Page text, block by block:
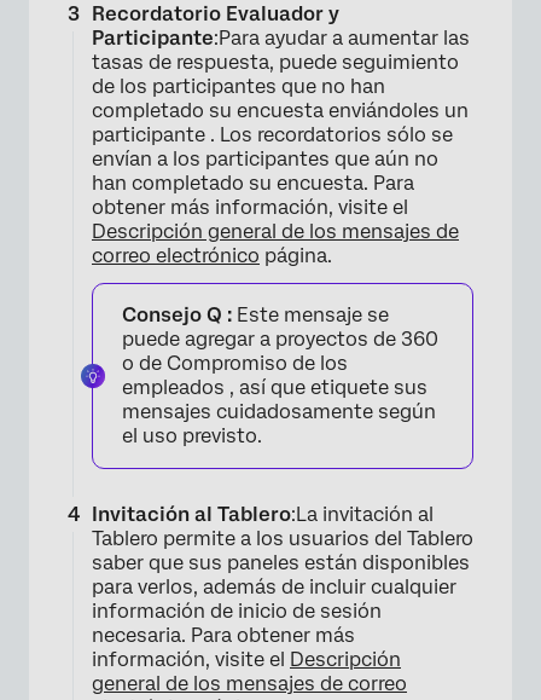
Recordatorio Evaluador y
Participante:Para ayudar a aumentar las
tasas de respuesta, puede seguimiento
de los participantes que no han
completado su encuesta enviándoles un
participante . Los recordatorios sólo se
envían a los participantes que aún no
han completado su encuesta. Para
obtener más información, visite el
Descripción general de los mensajes de
correo electrónico página.
Consejo Q : Este mensaje se
puede agregar a proyectos de 360 ​​
o de Compromiso de los
empleados , así que etiquete sus
mensajes cuidadosamente según
el uso previsto.
Invitación al Tablero:La invitación al
Tablero permite a los usuarios del Tablero
saber que sus paneles están disponibles
para verlos, además de incluir cualquier
información de inicio de sesión
necesaria. Para obtener más
información, visite el Descripción
general de los mensajes de correo